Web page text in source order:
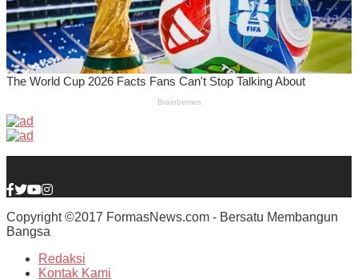
Copyright ©2017 FormasNews.com - Bersatu Membangun
Bangsa
Redaksi
Kontak Kami